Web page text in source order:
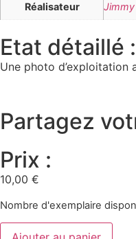
Réalisateur Jimmy
Etat détaillé :
Une photo d’exploitation
Partagez
Prix :
10,00 €
Nombre d'exemplaire